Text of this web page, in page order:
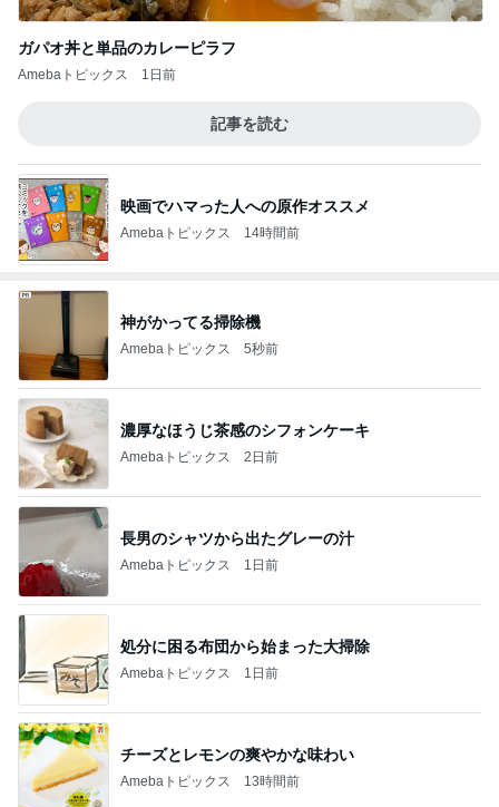
ガパオ丼と単品のカレーピラフ
Amebaトピックス 1日前
記事を読む
映画でハマった人への原作オススメ
Amebaトピックス 14時間前
神がかってる掃除機
Amebaトピックス 5秒前
濃厚なほうじ茶感のシフォンケーキ
Amebaトピックス 2日前
長男のシャツから出たグレーの汁
Amebaトピックス 1日前
処分に困る布団から始まった大掃除
Amebaトピックス 1日前
チーズとレモンの爽やかな味わい
Amebaトピックス 13時間前